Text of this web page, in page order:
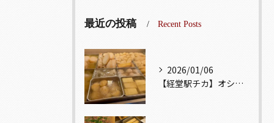
最近の投稿 Recent Posts
2026/01/06
【経堂駅チカ】オシャレ居酒屋🏮出汁が美味しいおでんがオススメ...